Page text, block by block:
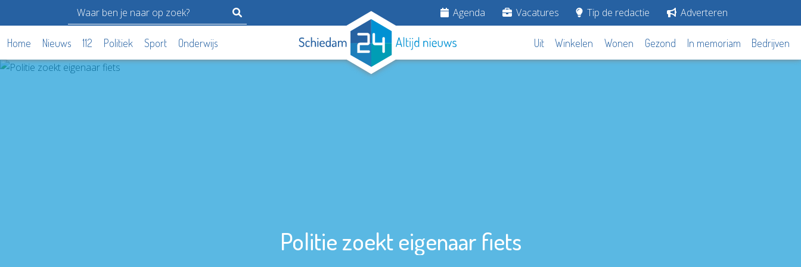
Agenda Vacatures Tip de redactie Adverteren
Home Nieuws 112 Politiek Sport Onderwijs Uit Winkelen Wonen Gezond In memoriam Bedrijven
Politie zoekt eigenaar fiets